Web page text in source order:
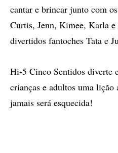
cantar e brincar junto com
Curtis, Jenn, Kimee, Karla e
divertidos fantoches Tata e
Hi-5 Cinco Sentidos diverte
crianças e adultos uma lição
jamais será esquecida!